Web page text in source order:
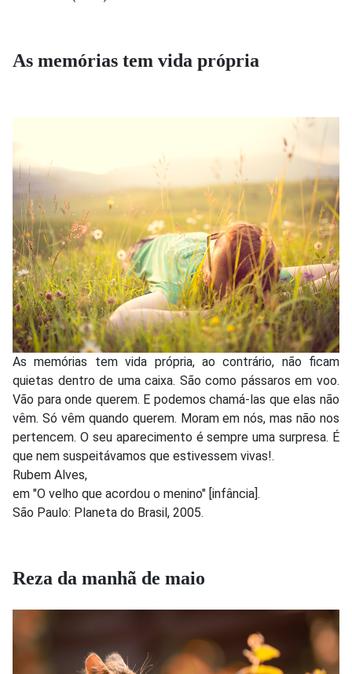
As memórias tem vida própria
As memórias tem vida própria, ao contrário, não ficam
quietas dentro de uma caixa. São como pássaros em voo.
Vão para onde querem. E podemos chamá-las que elas não
vêm. Só vêm quando querem. Moram em nós, mas não nos
pertencem. O seu aparecimento é sempre uma surpresa. É
que nem suspeitávamos que estivessem vivas!.
Rubem Alves,
em "O velho que acordou o menino" [infância].
São Paulo: Planeta do Brasil, 2005.
Reza da manhã de maio